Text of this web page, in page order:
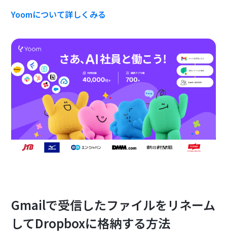
Yoomについて詳しくみる
Gmailで受信したファイルをリネーム
してDropboxに格納する方法